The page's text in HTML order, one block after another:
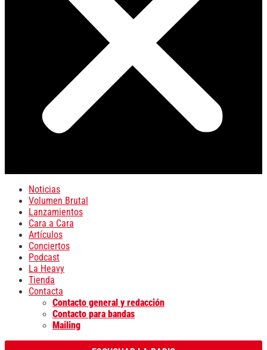
Noticias
Volumen Brutal
Lanzamientos
Cara a Cara
Artículos
Conciertos
Podcast
La Heavy
Tienda
Contacta
Contacto general y redacción
Contacto para bandas
Mailing